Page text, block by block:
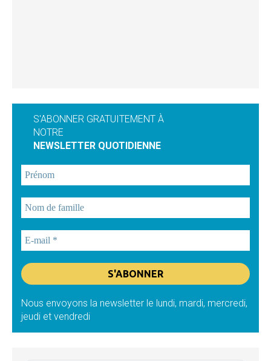
S'ABONNER GRATUITEMENT À
NOTRE
NEWSLETTER QUOTIDIENNE
Nous envoyons la newsletter le lundi, mardi, mercredi,
jeudi et vendredi